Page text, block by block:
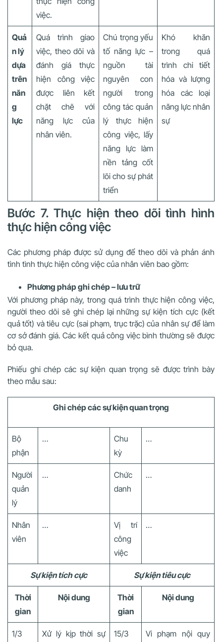
việc.
Quả
n lý
dựa
trên
năn
g
lực
Quá trình giao
việc, theo dõi và
đánh giá thực
hiện công việc
được liên kết
chặt chẽ với
năng lực của
nhân viên.
Chú trọng yếu
tố năng lực –
nguồn tài
nguyên con
người trong
công tác quản
lý thực hiện
công việc, lấy
năng lực làm
nền tảng cốt
lõi cho sự phát
triển
Khó khăn
trong quá
trình chi tiết
hóa và lượng
hóa các loại
năng lực nhân
sự
Bước 7. Thực hiện theo dõi tình hình
thực hiện công việc
Các phương pháp được sử dụng để theo dõi và phản ánh
tình tình thực hiện công việc của nhân viên bao gồm:
Phương pháp ghi chép – lưu trữ
Với phương pháp này, trong quá trình thực hiện công việc,
người theo dõi sẽ ghi chép lại những sự kiện tích cực (kết
quả tốt) và tiêu cực (sai phạm, trục trặc) của nhân sự để làm
cơ sở đánh giá. Các kết quả công việc bình thường sẽ được
bỏ qua.
Phiếu ghi chép các sự kiện quan trọng sẽ được trình bày
theo mẫu sau:
Ghi chép các sự kiện quan trọng
Bộ
phận
…
Chu
kỳ
…
Người
quản
lý
…
Chức
danh
…
Nhân
viên
…
Vị trí
công
việc
…
Sự kiện tích cực Sự kiện tiêu cực
Thời
gian
Nội dung
Thời
gian
Nội dung
1/3
Xử lý kịp thời sự
15/3
Vi phạm nội quy